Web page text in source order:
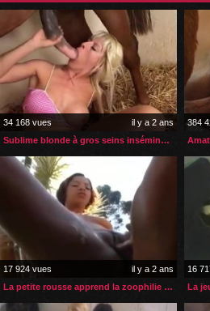
34 168 vues
il y a 2 ans
Sublime blonde à gros seins inséminée par son cheval
384
17 924 vues
il y a 2 ans
La petite rousse apprend la zoophilie grâce à sa gouvernante
16